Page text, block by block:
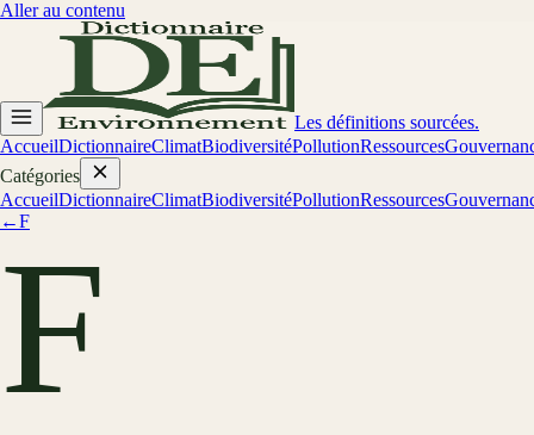
Aller au contenu
Les définitions sourcées.
AccueilDictionnaireClimatBiodiversitéPollutionRessources
Catégories
AccueilDictionnaireClimatBiodiversitéPollutionRessources
←F
F